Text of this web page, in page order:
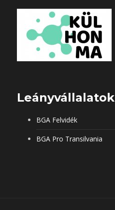
Leányvállalatok
BGA Felvidék
BGA Pro Transilvania